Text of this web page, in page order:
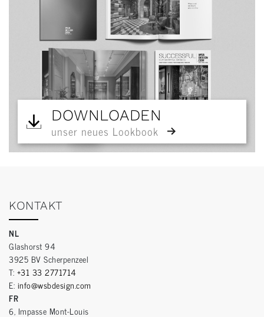
DOWNLOADEN
unser neues Lookbook
KONTAKT
NL
Glashorst 94
3925 BV Scherpenzeel
T: +31 33 2771714
E: info@wsbdesign.com
FR
6, Impasse Mont-Louis